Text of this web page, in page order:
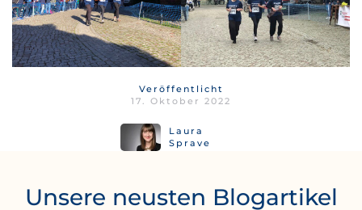
Veröffentlicht
17. Oktober 2022
Laura
Sprave
Unsere neusten Blogartikel